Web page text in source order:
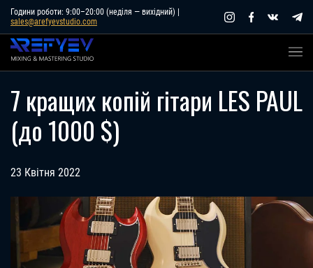
Skip
content
Години роботи: 9:00–20:00 (неділя — вихідний) |
sales@arefyevstudio.com
7 кращих копій гітари LES PAUL
(до 1000 $)
23 Квітня 2022